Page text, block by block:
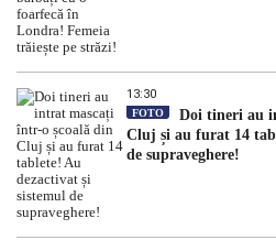
13:30
FOTO
Doi tineri au
Cluj și au furat 14
de supraveghere!